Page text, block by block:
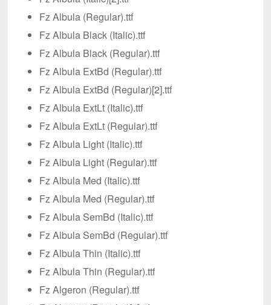
Fz Albula (Regular).ttf
Fz Albula Black (Italic).ttf
Fz Albula Black (Regular).ttf
Fz Albula ExtBd (Regular).ttf
Fz Albula ExtBd (Regular)[2].ttf
Fz Albula ExtLt (Italic).ttf
Fz Albula ExtLt (Regular).ttf
Fz Albula Light (Italic).ttf
Fz Albula Light (Regular).ttf
Fz Albula Med (Italic).ttf
Fz Albula Med (Regular).ttf
Fz Albula SemBd (Italic).ttf
Fz Albula SemBd (Regular).ttf
Fz Albula Thin (Italic).ttf
Fz Albula Thin (Regular).ttf
Fz Algeron (Regular).ttf